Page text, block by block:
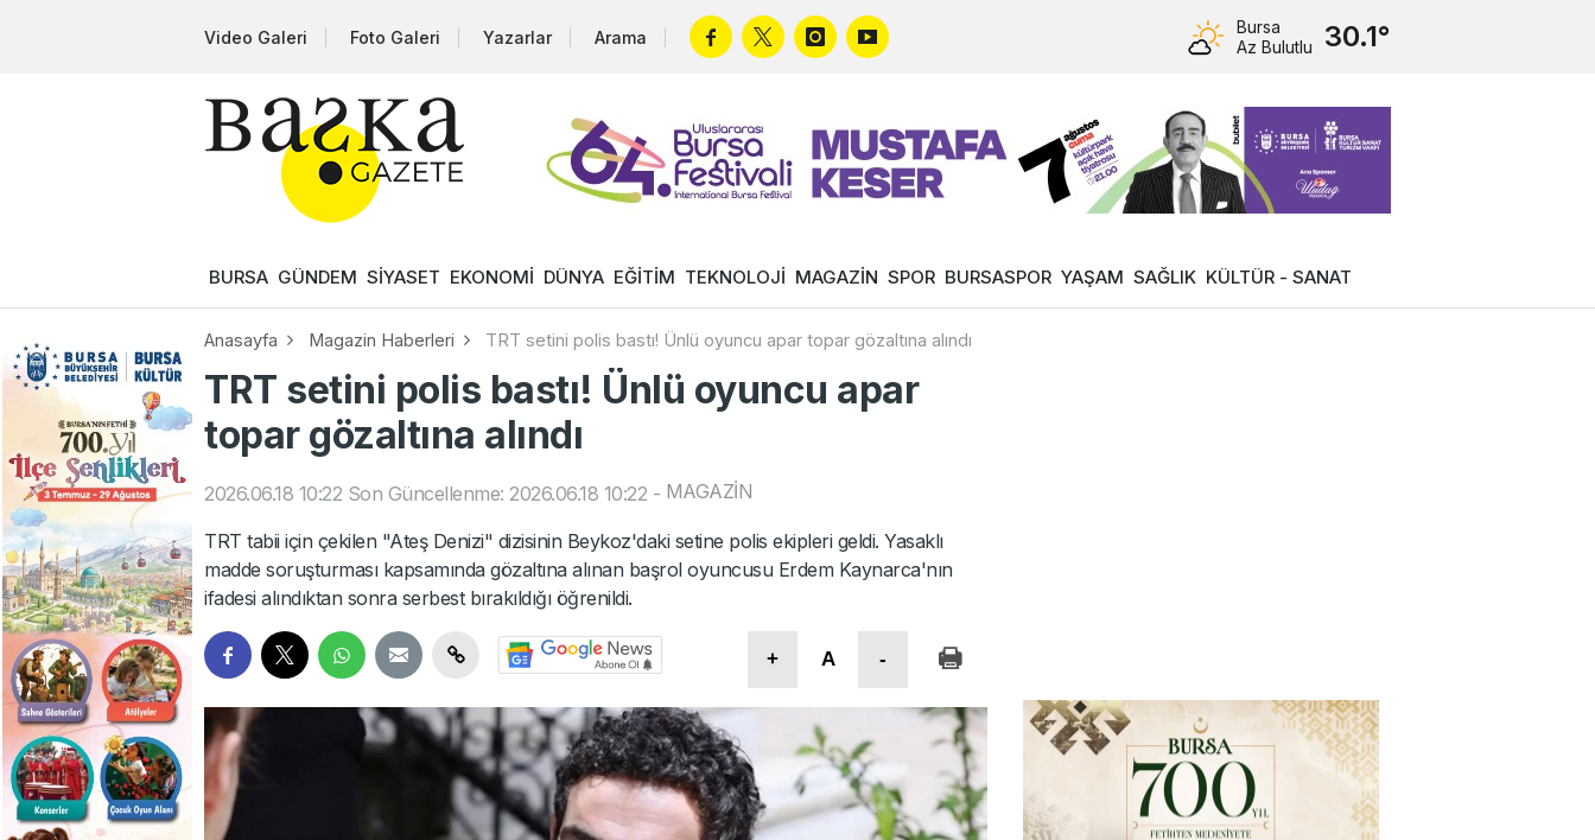
Video Galeri Foto Galeri Yazarlar Arama
Bursa
Az Bulutlu
30.1°
BURSA GÜNDEM SİYASET EKONOMİ DÜNYA EĞİTİM TEKNOLOJİ MAGAZİN SPOR BURSASPOR YAŞAM SAĞLIK KÜLTÜR - SANAT
Anasayfa Magazin Haberleri TRT setini polis bastı! Ünlü oyuncu apar topar gözaltına alındı
TRT setini polis bastı! Ünlü oyuncu apar
topar gözaltına alındı
2026.06.18 10:22 Son Güncellenme: 2026.06.18 10:22 - MAGAZİN
TRT tabii için çekilen "Ateş Denizi" dizisinin Beykoz'daki setine polis ekipleri geldi. Yasaklı
madde soruşturması kapsamında gözaltına alınan başrol oyuncusu Erdem Kaynarca'nın
ifadesi alındıktan sonra serbest bırakıldığı öğrenildi.
+ A -